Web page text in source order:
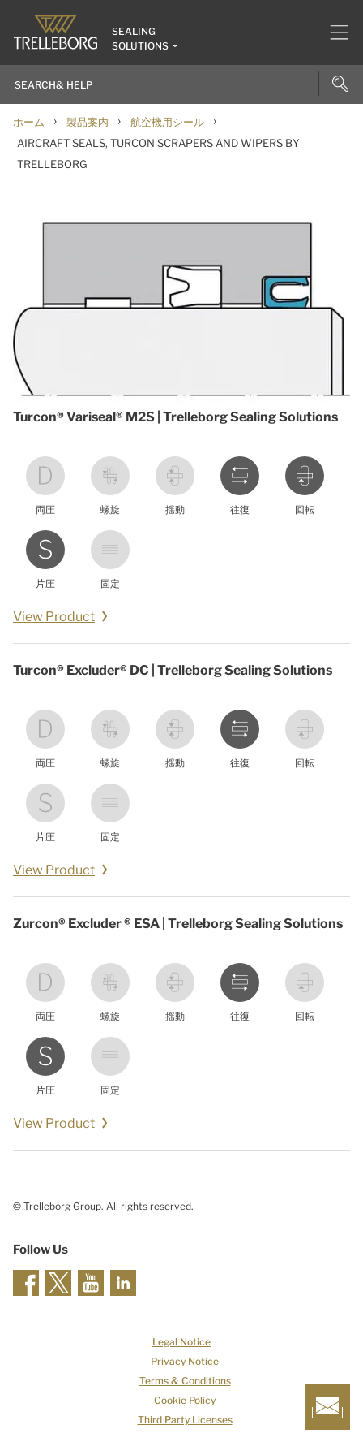
SEALING
SOLUTIONS
ホーム › 製品案内 › 航空機用シール ›
AIRCRAFT SEALS, TURCON SCRAPERS AND WIPERS BY
TRELLEBORG
Turcon® Variseal® M2S | Trelleborg Sealing Solutions
両圧 螺旋 揺動 往復 回転
片圧 固定
View Product
Turcon® Excluder® DC | Trelleborg Sealing Solutions
両圧 螺旋 揺動 往復 回転
片圧 固定
View Product
Zurcon® Excluder ® ESA | Trelleborg Sealing Solutions
両圧 螺旋 揺動 往復 回転
片圧 固定
View Product
© Trelleborg Group. All rights reserved.
Follow Us
Legal Notice
Privacy Notice
Terms & Conditions
Cookie Policy
Third Party Licenses